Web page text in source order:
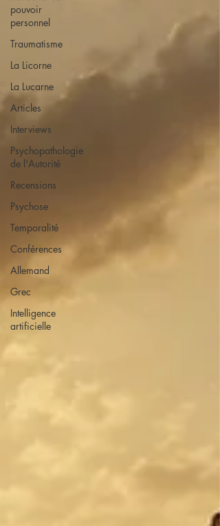
pouvoir
personnel
Traumatisme
La Licorne
La Lucarne
Articles
Interviews
Psychopathologie
de l'Autorité
Recensions
Psychose
Temporalité
Conférences
Allemand
Grec
Intelligence
artificielle